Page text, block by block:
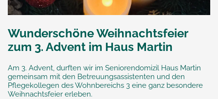
Wunderschöne Weihnachtsfeier
zum 3. Advent im Haus Martin
Am 3. Advent, durften wir im Seniorendomizil Haus Martin
gemeinsam mit den Betreuungsassistenten und den
Pflegekollegen des Wohnbereichs 3 eine ganz besondere
Weihnachtsfeier erleben.